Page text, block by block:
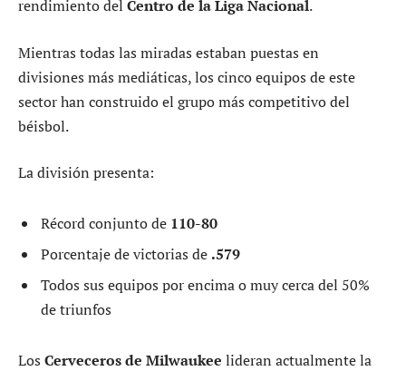
rendimiento del Centro de la Liga Nacional.
Mientras todas las miradas estaban puestas en
divisiones más mediáticas, los cinco equipos de este
sector han construido el grupo más competitivo del
béisbol.
La división presenta:
Récord conjunto de 110-80
Porcentaje de victorias de .579
Todos sus equipos por encima o muy cerca del 50%
de triunfos
Los Cerveceros de Milwaukee lideran actualmente la